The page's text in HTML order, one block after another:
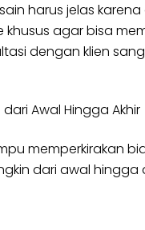
harus jelas
agar bisa
dengan klien
Awal Hingga Akhir
memperkirakan
dari awal hingga